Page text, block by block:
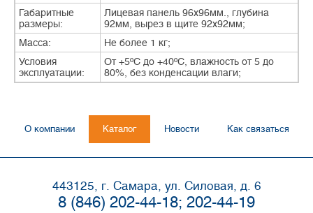
Габаритные
размеры:
Лицевая панель 96х96мм., глубина
92мм, вырез в щите 92х92мм;
Масса:
Не более 1 кг;
Условия
эксплуатации:
От +5ºС до +40ºС, влажность от 5 до
80%, без конденсации влаги;
О компании Каталог Новости Как связаться
443125, г. Самара, ул. Силовая, д. 6
8 (846) 202-44-18; 202-44-19